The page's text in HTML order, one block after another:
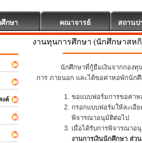
กษา คณาจารย์ สถานป
กิจศึกษา ยินดีต้อนรับ
งค์
งานทุนการศึกษา (นักศึกษาสห
นักศึกษาที่กู้ยืมเงินจากกองทุนเงิ
การ ภายนอก และได้ขอค่าหอพักนักศึ
ขอแบบฟอร์มการขอค่าห
กรอกแบบฟอร์มให้ละเอี
พิจารณาอนุมัติต่อไป
เมื่อได้รับการพิจารณาอ
งานการเงินนักศึกษา ส่ว